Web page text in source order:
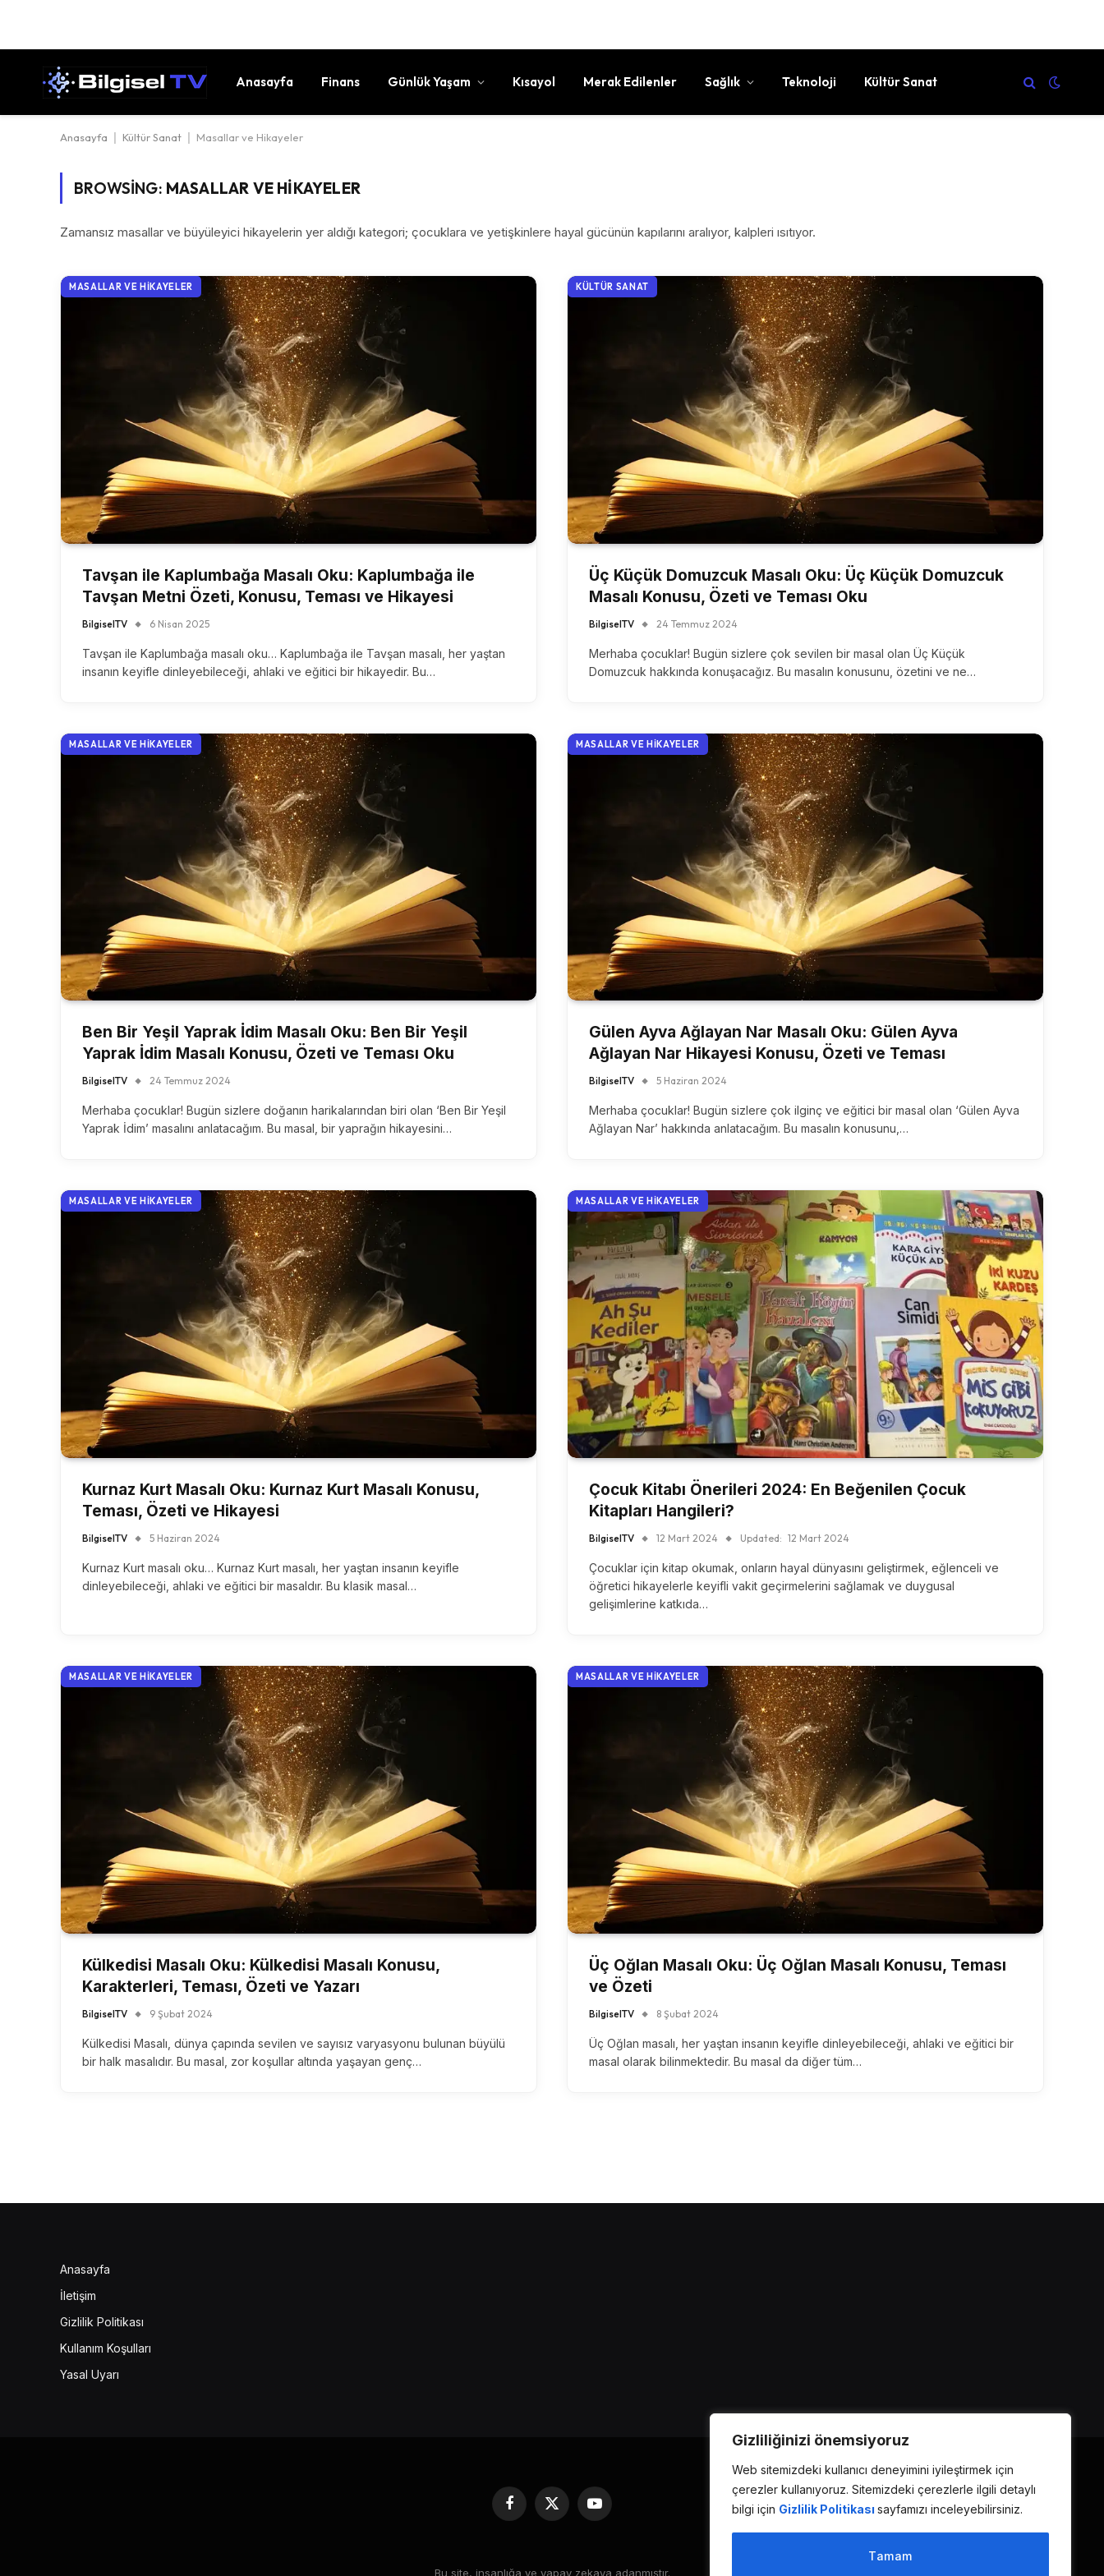
Gizliliğinizi önemsiyoruz
Web sitemizdeki kullanıcı deneyimini iyileştirmek için
çerezler kullanıyoruz. Sitemizdeki çerezlerle ilgili detaylı
bilgi için Gizlilik Politikası sayfamızı inceleyebilirsiniz.
Tamam
Anasayfa Finans Günlük Yaşam Kısayol Merak Edilenler Sağlık Teknoloji Kültür Sanat
Anasayfa Kültür Sanat Masallar ve Hikayeler
BROWSING: MASALLAR VE HIKAYELER
Zamansız masallar ve büyüleyici hikayelerin yer aldığı kategori; çocuklara ve yetişkinlere hayal gücünün kapılarını aralıyor, kalpleri ısıtıyor.
MASALLAR VE HIKAYELER
Tavşan ile Kaplumbağa Masalı Oku: Kaplumbağa ile
Tavşan Metni Özeti, Konusu, Teması ve Hikayesi
BilgiselTV 6 Nisan 2025
Tavşan ile Kaplumbağa masalı oku… Kaplumbağa ile Tavşan masalı, her yaştan
insanın keyifle dinleyebileceği, ahlaki ve eğitici bir hikayedir. Bu…
KÜLTÜR SANAT
Üç Küçük Domuzcuk Masalı Oku: Üç Küçük Domuzcuk
Masalı Konusu, Özeti ve Teması Oku
BilgiselTV 24 Temmuz 2024
Merhaba çocuklar! Bugün sizlere çok sevilen bir masal olan Üç Küçük
Domuzcuk hakkında konuşacağız. Bu masalın konusunu, özetini ve ne…
MASALLAR VE HIKAYELER
Ben Bir Yeşil Yaprak İdim Masalı Oku: Ben Bir Yeşil
Yaprak İdim Masalı Konusu, Özeti ve Teması Oku
BilgiselTV 24 Temmuz 2024
Merhaba çocuklar! Bugün sizlere doğanın harikalarından biri olan ‘Ben Bir Yeşil
Yaprak İdim’ masalını anlatacağım. Bu masal, bir yaprağın hikayesini…
MASALLAR VE HIKAYELER
Gülen Ayva Ağlayan Nar Masalı Oku: Gülen Ayva
Ağlayan Nar Hikayesi Konusu, Özeti ve Teması
BilgiselTV 5 Haziran 2024
Merhaba çocuklar! Bugün sizlere çok ilginç ve eğitici bir masal olan ‘Gülen Ayva
Ağlayan Nar’ hakkında anlatacağım. Bu masalın konusunu,…
MASALLAR VE HIKAYELER
Kurnaz Kurt Masalı Oku: Kurnaz Kurt Masalı Konusu,
Teması, Özeti ve Hikayesi
BilgiselTV 5 Haziran 2024
Kurnaz Kurt masalı oku… Kurnaz Kurt masalı, her yaştan insanın keyifle
dinleyebileceği, ahlaki ve eğitici bir masaldır. Bu klasik masal…
MASALLAR VE HIKAYELER
Çocuk Kitabı Önerileri 2024: En Beğenilen Çocuk
Kitapları Hangileri?
BilgiselTV 12 Mart 2024 Updated: 12 Mart 2024
Çocuklar için kitap okumak, onların hayal dünyasını geliştirmek, eğlenceli ve
öğretici hikayelerle keyifli vakit geçirmelerini sağlamak ve duygusal
gelişimlerine katkıda…
MASALLAR VE HIKAYELER
Külkedisi Masalı Oku: Külkedisi Masalı Konusu,
Karakterleri, Teması, Özeti ve Yazarı
BilgiselTV 9 Şubat 2024
Külkedisi Masalı, dünya çapında sevilen ve sayısız varyasyonu bulunan büyülü
bir halk masalıdır. Bu masal, zor koşullar altında yaşayan genç…
MASALLAR VE HIKAYELER
Üç Oğlan Masalı Oku: Üç Oğlan Masalı Konusu, Teması
ve Özeti
BilgiselTV 8 Şubat 2024
Üç Oğlan masalı, her yaştan insanın keyifle dinleyebileceği, ahlaki ve eğitici bir
masal olarak bilinmektedir. Bu masal da diğer tüm…
Anasayfa
İletişim
Gizlilik Politikası
Kullanım Koşulları
Yasal Uyarı
Facebook
X
(Twitter)
YouTube
Bu site, insanlığa ve yapay zekaya adanmıştır.